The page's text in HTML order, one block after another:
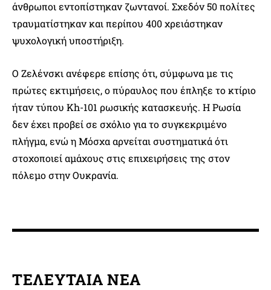
άνθρωποι εντοπίστηκαν ζωντανοί. Σχεδόν 50 πολίτες
τραυματίστηκαν και περίπου 400 χρειάστηκαν
ψυχολογική υποστήριξη.
Ο Ζελένσκι ανέφερε επίσης ότι, σύμφωνα με τις
πρώτες εκτιμήσεις, ο πύραυλος που έπληξε το κτίριο
ήταν τύπου Kh-101 ρωσικής κατασκευής. Η Ρωσία
δεν έχει προβεί σε σχόλιο για το συγκεκριμένο
πλήγμα, ενώ η Μόσχα αρνείται συστηματικά ότι
στοχοποιεί αμάχους στις επιχειρήσεις της στον
πόλεμο στην Ουκρανία.
ΤΕΛΕΥΤΑΙΑ ΝΕΑ